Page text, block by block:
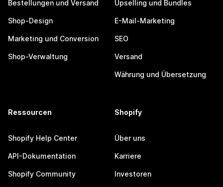
Bestellungen und Versand
Shop-Design
Marketing und Conversion
Shop-Verwaltung
Upselling und Bundles
E-Mail-Marketing
SEO
Versand
Währung und Übersetzung
Ressourcen
Shopify Help Center
API-Dokumentation
Shopify Community
Shopify
Über uns
Karriere
Investoren